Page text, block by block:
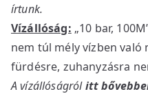
írtunk.
Vízállóság: „10 bar,
nem túl mély vízben való
fürdésre, zuhanyzásra
A vízállóságrólitt